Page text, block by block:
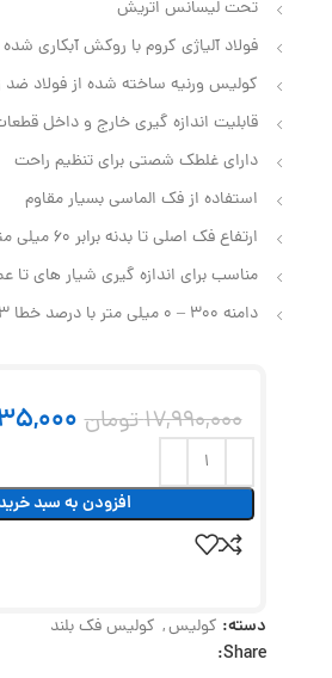
تحت لیسانس اتریش
فولاد آلیاژی کروم با روکش آبکاری شده
کولیس ورنیه ساخته شده از فولاد ضد
قابلیت اندازه گیری خارج و داخل
دارای غلطک شصتی برای تنظیم راحت
استفاده از فک الماسی بسیار مقاوم
ارتفاع فک اصلی تا بدنه برابر 60 میلی متر
مناسب برای اندازه گیری شیار های تا عمق 9 سانتی
دامنه 300 – 0 میلی متر با درصد خطا 0.03± میلی متر
17,990,000تومان
افزودن به سبد خرید
دسته: کولیس, کولیس فک بلند
Share: